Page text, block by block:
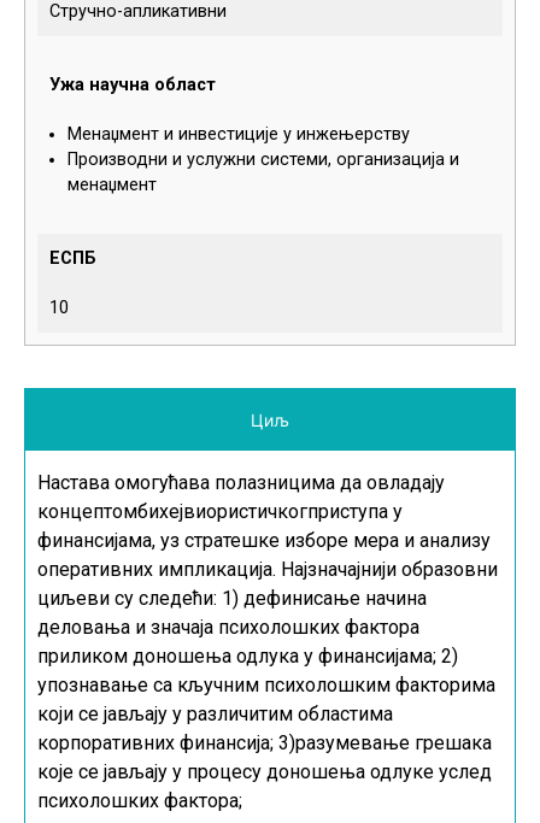
Стручно-апликативни
Ужа научна област
Менаџмент и инвестиције у инжењерству
Производни и услужни системи, организација и
менаџмент
ЕСПБ
10
Циљ
Настава омогућава полазницима да овладају
концептомбихејвиористичкогприступа у
финансијама, уз стратешке изборе мера и анализу
оперативних импликација. Најзначајнији образовни
циљеви су следећи: 1) дефинисање начина
деловања и значаја психолошких фактора
приликом доношења одлука у финансијама; 2)
упознавање са кључним психолошким факторима
који се јављају у различитим областима
корпоративних финансија; 3)разумевање грешака
које се јављају у процесу доношења одлуке услед
психолошких фактора;